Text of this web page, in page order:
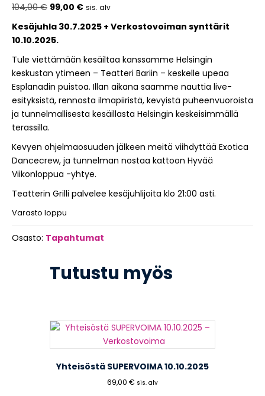
104,00€ Alkuperäinen
hinta
oli:
99,00 €Nykyinen
hinta
sis. alv
Kesäjuhla 30.7.2025 + Verkostovoiman synttärit
10.10.2025.
Tule viettämään kesäiltaa kanssamme Helsingin
keskustan ytimeen – Teatteri Bariin – keskelle upeaa
Esplanadin puistoa. Illan aikana saamme nauttia live-
esityksistä, rennosta ilmapiiristä, kevyistä puheenvuoroista
ja tunnelmallisesta kesäillasta Helsingin keskeisimmällä
terassilla.
Kevyen ohjelmaosuuden jälkeen meitä viihdyttää Exotica
Dancecrew, ja tunnelman nostaa kattoon Hyvää
Viikonloppua -yhtye.
Teatterin Grilli palvelee kesäjuhlijoita klo 21:00 asti.
Varasto loppu
Osasto: Tapahtumat
Tutustu myös
Yhteisöstä SUPERVOIMA 10.10.2025
69,00 € sis. alv